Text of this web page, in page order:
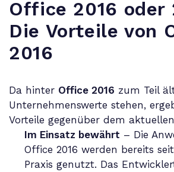
Office 2016 oder
Die Vorteile von
2016
Da hinter Office 2016 zum Teil
Unternehmenswerte stehen,
Vorteile gegenüber dem
Im Einsatz bewährt – Die
Office 2016 werden bereits
Praxis genutzt. Das